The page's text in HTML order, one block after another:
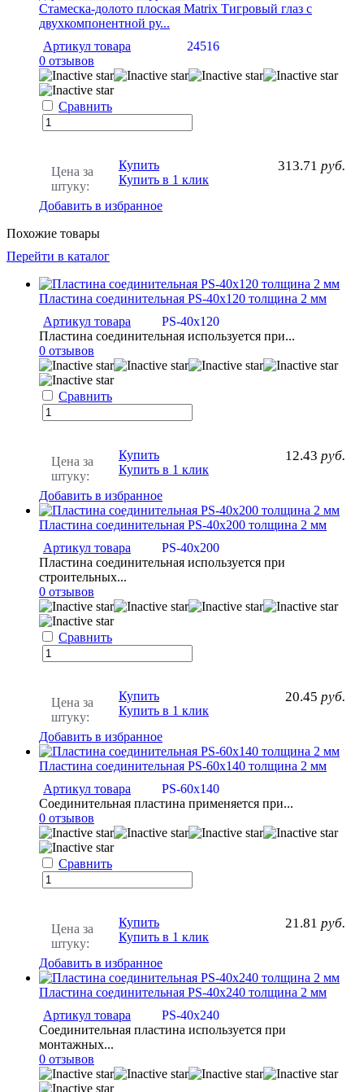
Стамеска-долото плоская Matrix Тигровый глаз с
двухкомпонентной ру...
Артикул товара
24516
0 отзывов
Сравнить
Цена за
штуку:
313.71 руб.
Купить
Купить в 1 клик
Добавить в избранное
Похожие товары
Перейти в каталог
Пластина соединительная PS-40х120 толщина 2 мм
Артикул товара
PS-40х120
Пластина соединительная используется при...
0 отзывов
Сравнить
Цена за
штуку:
12.43 руб.
Купить
Купить в 1 клик
Добавить в избранное
Пластина соединительная PS-40х200 толщина 2 мм
Артикул товара
PS-40х200
Пластина соединительная используется при
строительных...
0 отзывов
Сравнить
Цена за
штуку:
20.45 руб.
Купить
Купить в 1 клик
Добавить в избранное
Пластина соединительная PS-60х140 толщина 2 мм
Артикул товара
PS-60х140
Соединительная пластина применяется при...
0 отзывов
Сравнить
Цена за
штуку:
21.81 руб.
Купить
Купить в 1 клик
Добавить в избранное
Пластина соединительная PS-40х240 толщина 2 мм
Артикул товара
PS-40х240
Соединительная пластина используется при
монтажных...
0 отзывов